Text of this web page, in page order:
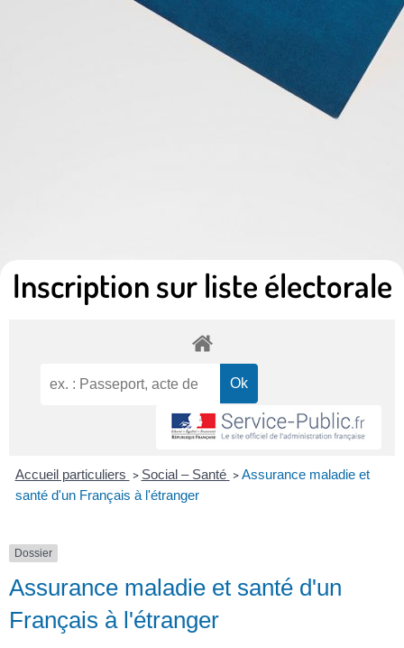
Inscription sur liste électorale
Accueil particuliers > Social – Santé > Assurance maladie et
santé d'un Français à l'étranger
Dossier
Assurance maladie et santé d'un
Français à l'étranger